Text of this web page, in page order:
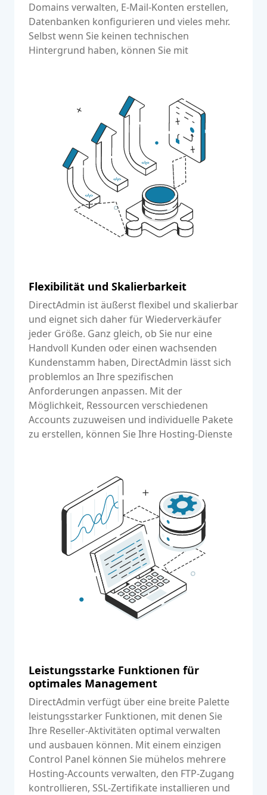
Domains verwalten, E-Mail-Konten erstellen,
Datenbanken konfigurieren und vieles mehr.
Selbst wenn Sie keinen technischen
Hintergrund haben, können Sie mit
Flexibilität und Skalierbarkeit
DirectAdmin ist äußerst flexibel und skalierbar
und eignet sich daher für Wiederverkäufer
jeder Größe. Ganz gleich, ob Sie nur eine
Handvoll Kunden oder einen wachsenden
Kundenstamm haben, DirectAdmin lässt sich
problemlos an Ihre spezifischen
Anforderungen anpassen. Mit der
Möglichkeit, Ressourcen verschiedenen
Accounts zuzuweisen und individuelle Pakete
zu erstellen, können Sie Ihre Hosting-Dienste
Leistungsstarke Funktionen für
optimales Management
DirectAdmin verfügt über eine breite Palette
leistungsstarker Funktionen, mit denen Sie
Ihre Reseller-Aktivitäten optimal verwalten
und ausbauen können. Mit einem einzigen
Control Panel können Sie mühelos mehrere
Hosting-Accounts verwalten, den FTP-Zugang
kontrollieren, SSL-Zertifikate installieren und